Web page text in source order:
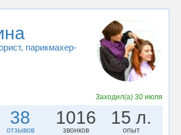
, парикмахер-
Заходил(а) 30 июля
38
отзывов
1016
звонков
15 л.
опыт